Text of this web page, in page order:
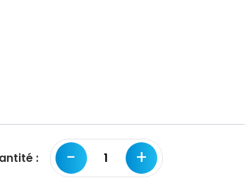
: - +